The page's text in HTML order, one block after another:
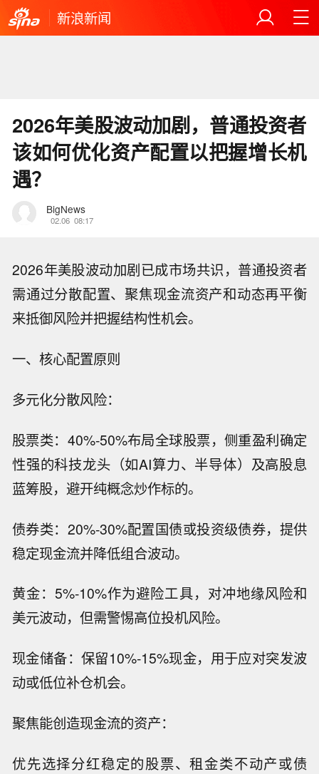
新浪新闻
2026年美股波动加剧，普通投资者
该如何优化资产配置以把握增长机
遇？
BigNews
02.06 08:17
2026年美股波动加剧已成市场共识，普通投资者
需通过分散配置、聚焦现金流资产和动态再平衡
来抵御风险并把握结构性机会。
一、核心配置原则
多元化分散风险：
股票类：40%-50%布局全球股票，侧重盈利确定
性强的科技龙头（如AI算力、半导体）及高股息
蓝筹股，避开纯概念炒作标的。
债券类：20%-30%配置国债或投资级债券，提供
稳定现金流并降低组合波动。
黄金：5%-10%作为避险工具，对冲地缘风险和
美元波动，但需警惕高位投机风险。
现金储备：保留10%-15%现金，用于应对突发波
动或低位补仓机会。
聚焦能创造现金流的资产：
优先选择分红稳定的股票、租金类不动产或债